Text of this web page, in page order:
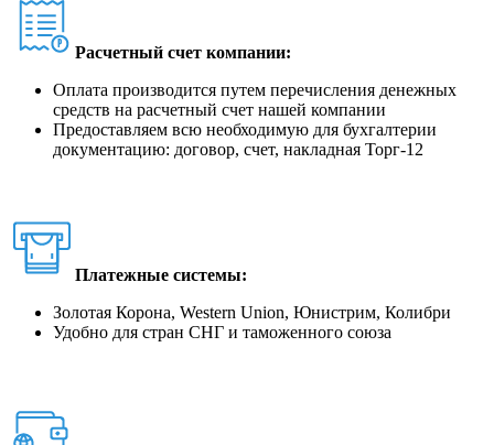
Расчетный счет компании:
Оплата производится путем перечисления денежных
средств на расчетный счет нашей компании
Предоставляем всю необходимую для бухгалтерии
документацию: договор, счет, накладная Торг-12
Платежные системы:
Золотая Корона, Western Union, Юнистрим, Колибри
Удобно для стран СНГ и таможенного союза